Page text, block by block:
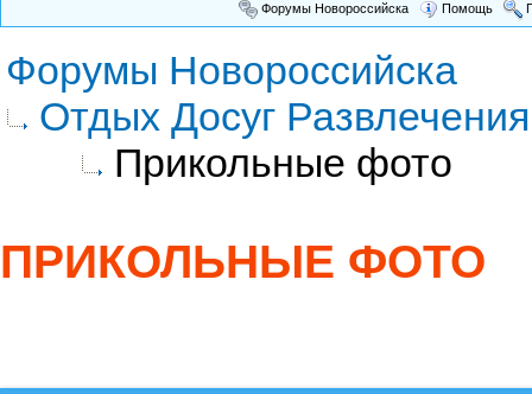
Форумы Новороссийска Помощь
Форумы Новороссийска
Отдых Досуг Развлечения
Прикольные фото
ПРИКОЛЬНЫЕ ФОТО